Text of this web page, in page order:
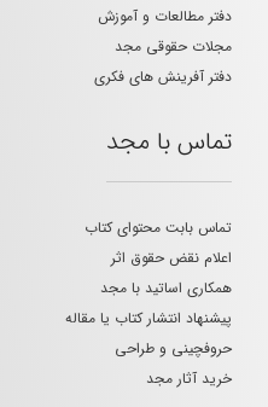
دفتر مطالعات و آموزش
مجلات حقوقی مجد
دفتر آفرینش های فکری
تماس با مجد
تماس بابت محتوای کتاب
اعلام نقض حقوق اثر
همکاری اساتید با مجد
پیشنهاد انتشار کتاب یا مقاله
حروفچینی و طراحی
خرید آثار مجد